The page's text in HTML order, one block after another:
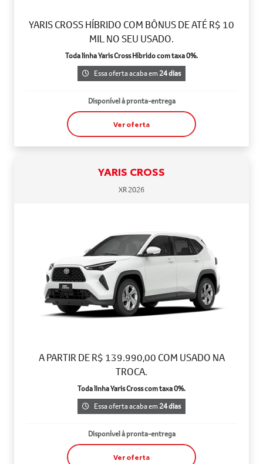
YARIS CROSS HÍBRIDO COM BÔNUS DE ATÉ R$ 10
MIL NO SEU USADO.
Toda linha Yaris Cross Híbrido com taxa 0%.
Essa oferta acaba em24 dias
Disponível à pronta-entrega
Ver oferta
YARIS CROSS
XR 2026
A PARTIR DE R$ 139.990,00 COM USADO NA
TROCA.
Toda linha Yaris Cross com taxa 0%.
Essa oferta acaba em24 dias
Disponível à pronta-entrega
Ver oferta